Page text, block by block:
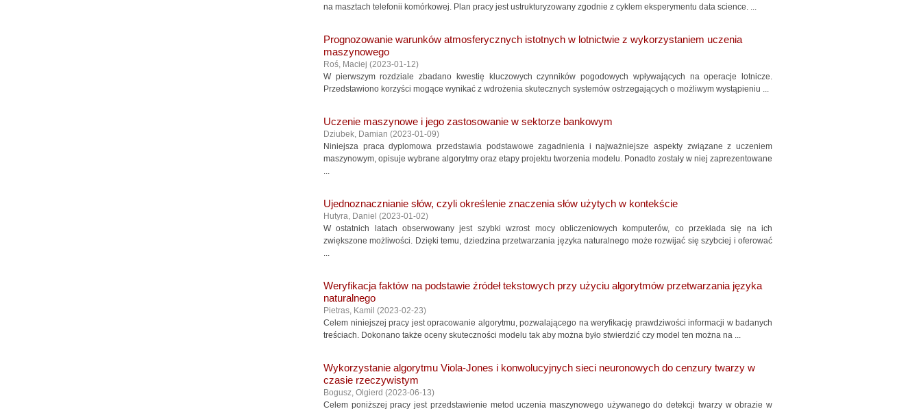
na masztach telefonii komórkowej. Plan pracy jest ustrukturyzowany zgodnie z cyklem eksperymentu data science. ...
Prognozowanie warunków atmosferycznych istotnych w lotnictwie z wykorzystaniem uczenia
maszynowego
Roś, Maciej (2023-01-12)
W pierwszym rozdziale zbadano kwestię kluczowych czynników pogodowych wpływających na operacje lotnicze.
Przedstawiono korzyści mogące wynikać z wdrożenia skutecznych systemów ostrzegających o możliwym wystąpieniu ...
Uczenie maszynowe i jego zastosowanie w sektorze bankowym
Dziubek, Damian (2023-01-09)
Niniejsza praca dyplomowa przedstawia podstawowe zagadnienia i najważniejsze aspekty związane z uczeniem
maszynowym, opisuje wybrane algorytmy oraz etapy projektu tworzenia modelu. Ponadto zostały w niej zaprezentowane
...
Ujednoznacznianie słów, czyli określenie znaczenia słów użytych w kontekście
Hutyra, Daniel (2023-01-02)
W ostatnich latach obserwowany jest szybki wzrost mocy obliczeniowych komputerów, co przekłada się na ich
zwiększone możliwości. Dzięki temu, dziedzina przetwarzania języka naturalnego może rozwijać się szybciej i oferować
...
Weryfikacja faktów na podstawie źródeł tekstowych przy użyciu algorytmów przetwarzania języka
naturalnego
Pietras, Kamil (2023-02-23)
Celem niniejszej pracy jest opracowanie algorytmu, pozwalającego na weryfikację prawdziwości informacji w badanych
treściach. Dokonano także oceny skuteczności modelu tak aby można było stwierdzić czy model ten można na ...
Wykorzystanie algorytmu Viola-Jones i konwolucyjnych sieci neuronowych do cenzury twarzy w
czasie rzeczywistym
Bogusz, Olgierd (2023-06-13)
Celem poniższej pracy jest przedstawienie metod uczenia maszynowego używanego do detekcji twarzy w obrazie w